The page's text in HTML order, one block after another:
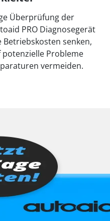
Überprüfung der
PRO Diagnosegerät
senken,
Probleme
vermeiden.